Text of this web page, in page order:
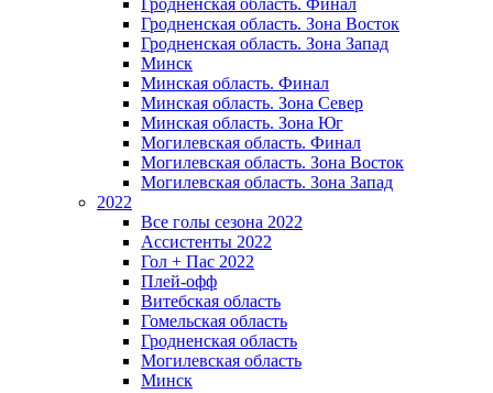
Гродненская область. Финал
Гродненская область. Зона Восток
Гродненская область. Зона Запад
Минск
Минская область. Финал
Минская область. Зона Север
Минская область. Зона Юг
Могилевская область. Финал
Могилевская область. Зона Восток
Могилевская область. Зона Запад
2022
Все голы сезона 2022
Ассистенты 2022
Гол + Пас 2022
Плей-офф
Витебская область
Гомельская область
Гродненская область
Могилевская область
Минск